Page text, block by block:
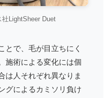
LightSheer Duet
とで、毛が目立ちにく
施術による変化には個
は人それぞれ異なりま
グによるカミソリ負け